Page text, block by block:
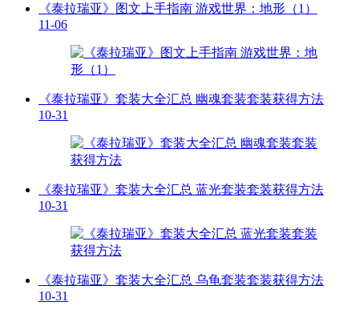
《泰拉瑞亚》图文上手指南 游戏世界：地形（1）
11-06
《泰拉瑞亚》套装大全汇总 幽魂套装套装获得方法
10-31
《泰拉瑞亚》套装大全汇总 蓝光套装套装获得方法
10-31
《泰拉瑞亚》套装大全汇总 乌龟套装套装获得方法
10-31